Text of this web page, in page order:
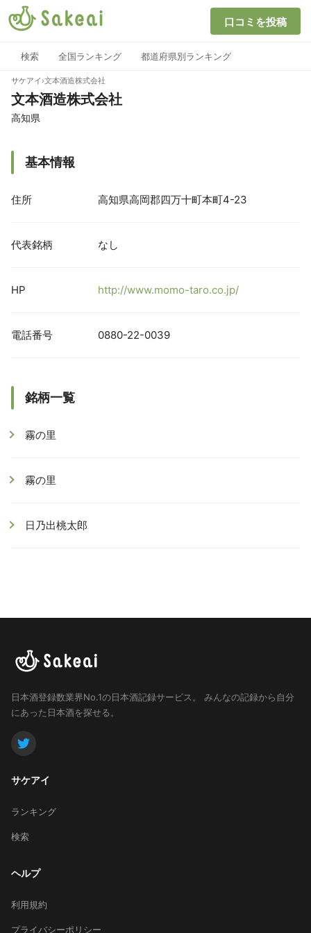
口コミを投稿
検索 全国ランキング 都道府県別ランキング
サケアイ ›文本酒造株式会社
文本酒造株式会社
高知県
基本情報
住所 高知県高岡郡四万十町本町4-23
代表銘柄 なし
HP http://www.momo-taro.co.jp/
電話番号 0880-22-0039
銘柄一覧
霧の里
霧の里
日乃出桃太郎
日本酒登録数業界No.1の日本酒記録サービス。
みんなの記録から自分
にあった日本酒を探せる。
サケアイ
ランキング
検索
ヘルプ
利用規約
プライバシーポリシー